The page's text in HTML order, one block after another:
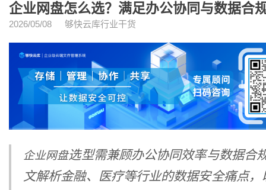
企业网盘怎么选？满足办公协同与数据合
2026/05/08 够快云库行业干货
企业网盘选型需兼顾办公协同效率与数据合
文解析金融、医疗等行业的数据安全痛点，